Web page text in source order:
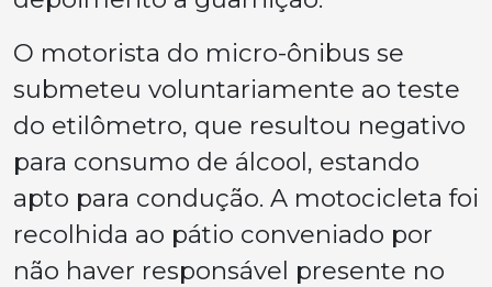
O motorista do micro-ônibus se
submeteu voluntariamente ao teste
do etilômetro, que resultou negativo
para consumo de álcool, estando
apto para condução. A motocicleta foi
recolhida ao pátio conveniado por
não haver responsável presente no